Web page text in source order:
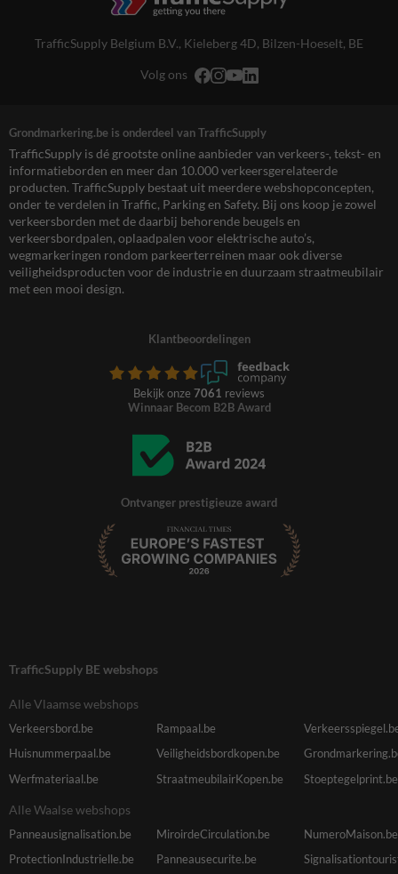
TrafficSupply Belgium B.V., Kieleberg 4D, Bilzen-Hoeselt, BE
Volg ons
Grondmarkering.be is onderdeel van TrafficSupply
TrafficSupply is dé grootste online aanbieder van verkeers-, tekst- en
informatieborden en meer dan 10.000 verkeersgerelateerde
producten. TrafficSupply bestaat uit meerdere webshopconcepten,
onder te verdelen in Traffic, Parking en Safety. Bij ons koop je zowel
verkeersborden met de daarbij behorende beugels en
verkeersbordpalen, oplaadpalen voor elektrische auto’s,
wegmarkeringen rondom parkeerterreinen maar ook diverse
veiligheidsproducten voor de industrie en duurzaam straatmeubilair
met een mooi design.
Klantbeoordelingen
Bekijk onze 7061 reviews
Winnaar Becom B2B Award
Ontvanger prestigieuze award
TrafficSupply BE webshops
Alle Vlaamse webshops
Verkeersbord.be Rampaal.be
Huisnummerpaal.be
Veiligheidsbordkopen.be
Werfmateriaal.be
StraatmeubilairKopen.be Stoeptegelprint.be
Alle Waalse webshops
Panneausignalisation.be MiroirdeCirculation.be
NumeroMaison.be
ProtectionIndustrielle.be
Panneausecurite.be